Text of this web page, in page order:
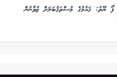
ފޯ ޔޫތު: ޤައުމުގެ މުސްތަޤުބަލަށް ޒުވާނުން